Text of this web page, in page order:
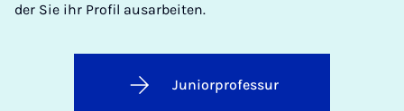
der Sie ihr Profil ausarbeiten.
Juniorprofessur